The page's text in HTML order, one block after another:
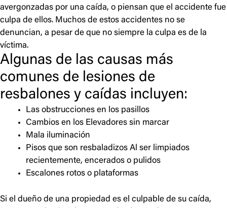
avergonzadas por una caída, o piensan que el accidente fue
culpa de ellos. Muchos de estos accidentes no se
denuncian, a pesar de que no siempre la culpa es de la
víctima.
Algunas de las causas más
comunes de lesiones de
resbalones y caídas incluyen:
Las obstrucciones en los pasillos
Cambios en los Elevadores sin marcar
Mala iluminación
Pisos que son resbaladizos Al ser limpiados
recientemente, encerados o pulidos
Escalones rotos o plataformas
Si el dueño de una propiedad es el culpable de su caída,